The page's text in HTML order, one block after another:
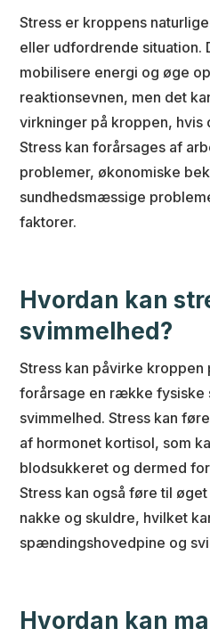
Stress er kroppens
eller udfordrende situation.
mobilisere energi og øge
reaktionsevnen, men det
virkninger på kroppen, hvis
Stress kan forårsages af
problemer, økonomiske
sundhedsmæssige
faktorer.
Hvordan kan
svimmelhed?
Stress kan påvirke kroppen
forårsage en række fysiske
svimmelhed. Stress kan
af hormonet kortisol, som
blodsukkeret og dermed
Stress kan også føre til
nakke og skuldre, hvilket
spændingshovedpine og
Hvordan kan